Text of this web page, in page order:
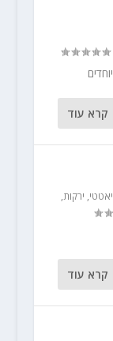
קרא עוד
, ירקות,
קרא עוד